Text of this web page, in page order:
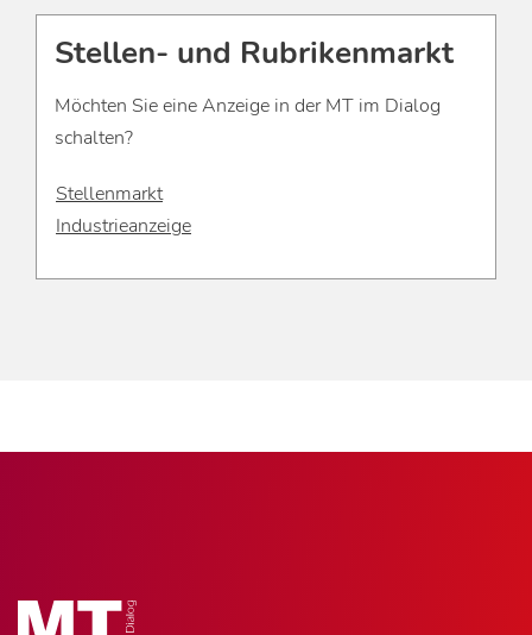
Stellen- und Rubrikenmarkt
Möchten Sie eine Anzeige in der MT im Dialog
schalten?
Stellenmarkt
Industrieanzeige